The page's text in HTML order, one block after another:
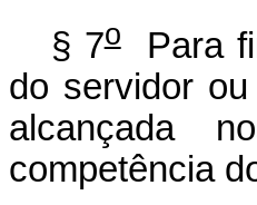
§ 7oPara
do servidor
alcançada
competência